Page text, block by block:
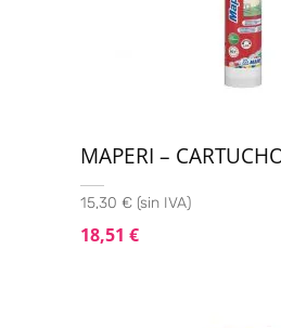
MAPERI –
15,30 € (sin IVA)
18,51 €